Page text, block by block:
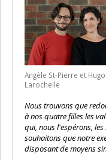
Angèle St-Pierre et Hugo
Larochelle
Nous trouvons que
à nos quatre filles les
qui, nous l'espérons,
souhaitons que notre
disposant de moyens